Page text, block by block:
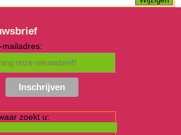
mailadres:
zoekt u: